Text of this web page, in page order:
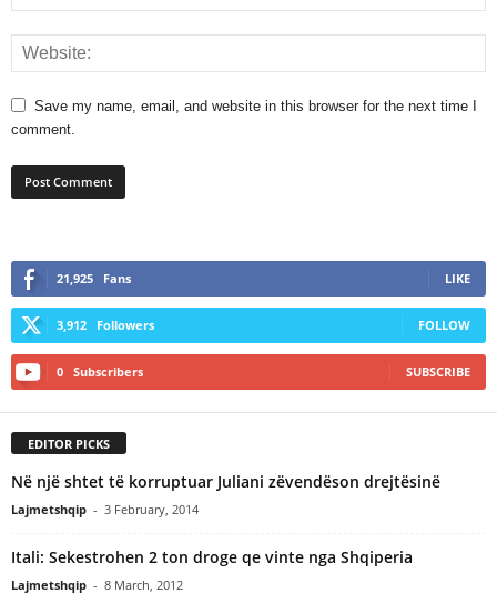
Save my name, email, and website in this browser for the next time I
comment.
21,925 Fans LIKE
3,912 Followers FOLLOW
0 Subscribers SUBSCRIBE
EDITOR PICKS
Në një shtet të korruptuar Juliani zëvendëson drejtësinë
Lajmetshqip - 3 February, 2014
Itali: Sekestrohen 2 ton droge qe vinte nga Shqiperia
Lajmetshqip - 8 March, 2012